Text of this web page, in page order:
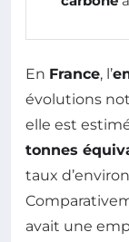
En France, l’
évolutions
elle est
tonnes
taux d’environ
avait une